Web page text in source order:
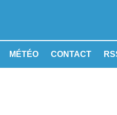
MÉTÉO CONTACT